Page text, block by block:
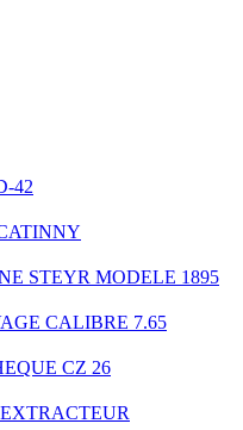
42
STEYR MODELE 1895
CALIBRE 7.65
CZ 26